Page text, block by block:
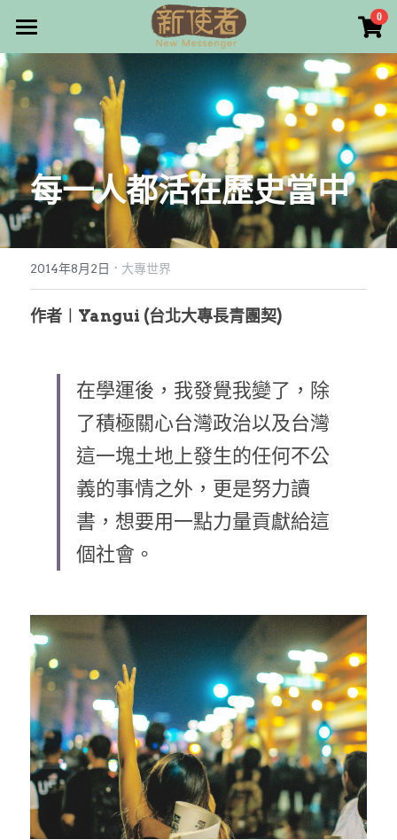
0
最新消息
關於我們
雜誌目錄
雜誌專欄
最新文章
編者的話
本期主題
台灣教會人物檔案
乘著夢想去旅行
成長部落格
特稿
解惑之窗
神學淺說
信仰生活
好書櫥窗
厝邊頭尾
家書
畫話人生
寫寫畫畫
漫畫
訂購/奉獻/廣告刊登
好站連結
搜索
奉獻支持
每一人都活在歷史當中
2014年8月2日 · 大專世界
作者︱Yangui (台北大專長青團契)
在學運後，我發覺我變了，除
了積極關心台灣政治以及台灣
這一塊土地上發生的任何不公
義的事情之外，更是努力讀
書，想要用一點力量貢獻給這
個社會。
×
商品分類
所有商品分類